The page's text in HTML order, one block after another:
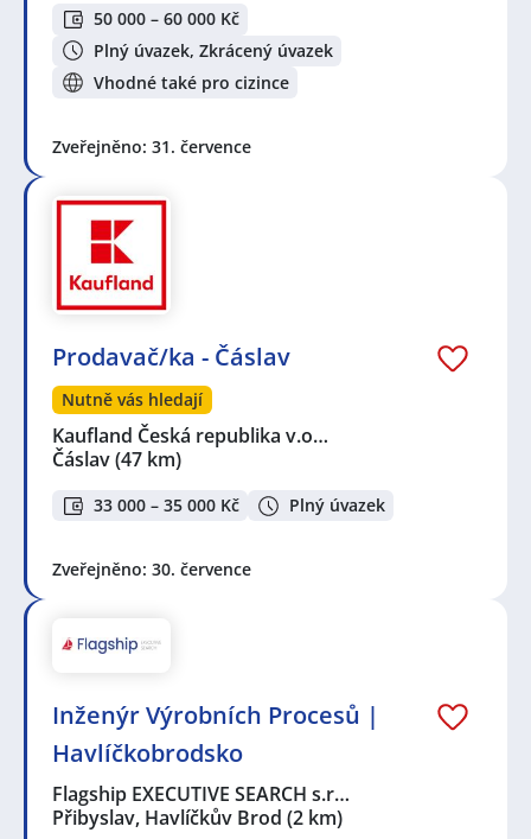
50 000 – 60 000 Kč
Plný úvazek, Zkrácený úvazek
Vhodné také pro cizince
Zveřejněno: 31. července
Prodavač/ka - Čáslav
Nutně vás hledají
Kaufland Česká republika v.o…
Čáslav(47 km)
33 000 – 35 000 Kč Plný úvazek
Zveřejněno: 30. července
Inženýr Výrobních Procesů |
Havlíčkobrodsko
Flagship EXECUTIVE SEARCH s.r…
Přibyslav, Havlíčkův Brod (2 km)